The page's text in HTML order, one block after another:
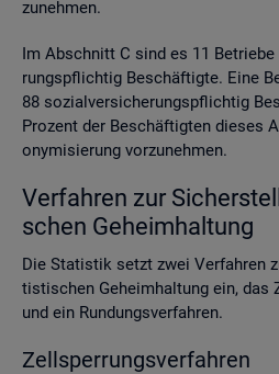
zu­neh­men.
Im Ab­schnitt C sind es 11
rungs­pflich­tig Be­schäf­tig­te. Eine
88 so­zi­al­ver­si­che­rungs­pflich­tig
Pro­zent der Be­schäf­tig­ten die­ses
ony­mi­sie­rung vor­zu­neh­men.
Ver­fah­ren zur
schen Ge­heim­hal­tung
Die Sta­tis­tik setzt zwei Ver­fah­ren
tis­ti­schen Ge­heim­hal­tung ein, das
und ein Run­dungs­ver­fah­ren.
Zell­sper­rungs­ver­fah­ren